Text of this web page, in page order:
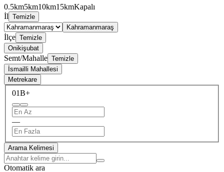
0.5km5km10km15kmKapalı
İl Temizle
Kahramanmaraş
İlçe Temizle
Onikişubat
Semt/Mahalle Temizle
İsmailli Mahallesi
Metrekare
01B+
—
Arama Kelimesi
Otomatik ara